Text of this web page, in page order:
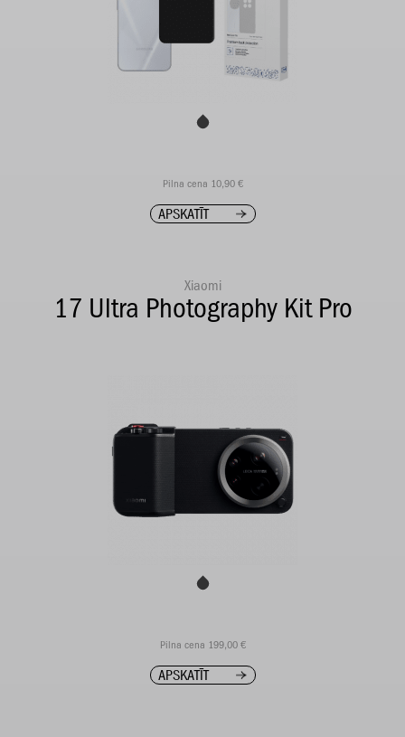
Pilna cena 10,90 €
APSKATĪT
Xiaomi
17 Ultra Photography Kit Pro
Pilna cena 199,00 €
APSKATĪT